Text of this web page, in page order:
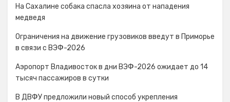
На Сахалине собака спасла хозяина от нападения
медведя
Ограничения на движение грузовиков введут в Приморье
в связи с ВЭФ-2026
Аэропорт Владивосток в дни ВЭФ-2026 ожидает до 14
тысяч пассажиров в сутки
В ДВФУ предложили новый способ укрепления